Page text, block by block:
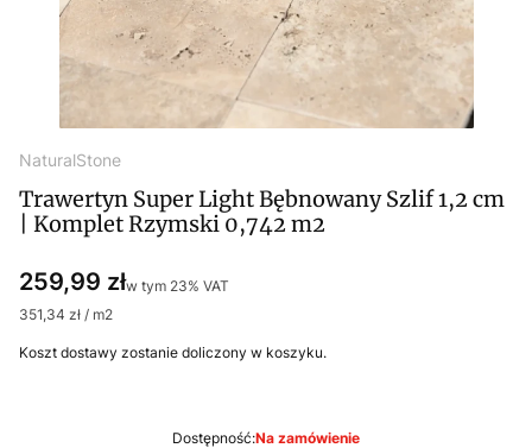
NaturalStone
Trawertyn Super Light Bębnowany Szlif 1,2 cm
| Komplet Rzymski 0,742 m2
Cena
259,99 złw tym 23% VAT
w tym 23% VAT
351,34 zł / m2
Koszt dostawy zostanie doliczony w koszyku.
Dostępność:Na zamówienie